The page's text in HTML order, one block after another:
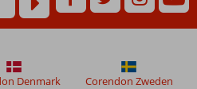
Denmark Corendon Zweden